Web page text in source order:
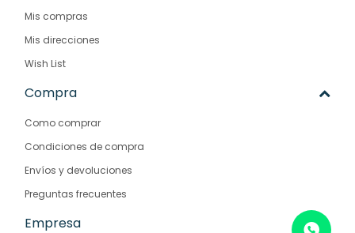
Mis compras
Mis direcciones
Wish List
Compra
Como comprar
Condiciones de compra
Envíos y devoluciones
Preguntas frecuentes
Empresa